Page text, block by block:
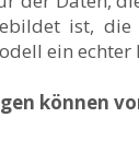
ist, die
ein
können